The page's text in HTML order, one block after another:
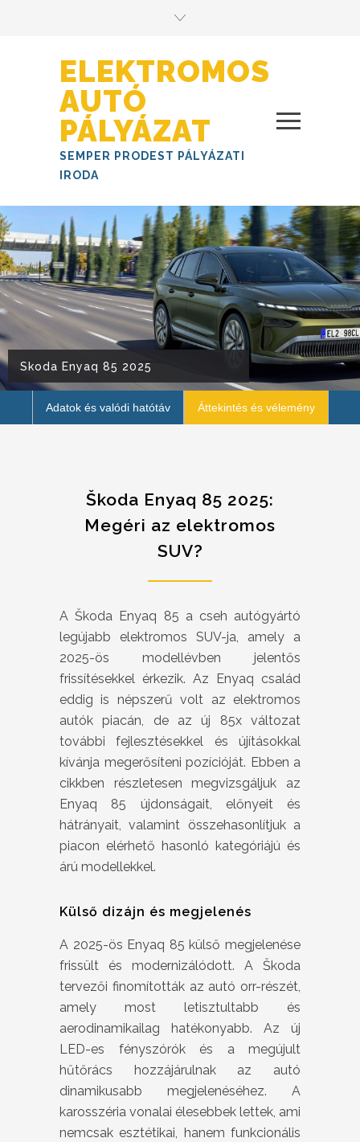
ELEKTROMOS
AUTÓ
PÁLYÁZAT
SEMPER PRODEST PÁLYÁZATI
IRODA
Skoda Enyaq 85 2025
Adatok és valódi hatótáv Áttekintés és vélemény
Škoda Enyaq 85 2025:
Megéri az elektromos
SUV?
A Škoda Enyaq 85 a cseh autógyártó
legújabb elektromos SUV-ja, amely a
2025-ös modellévben jelentős
frissítésekkel érkezik. Az Enyaq család
eddig is népszerű volt az elektromos
autók piacán, de az új 85x változat
további fejlesztésekkel és újításokkal
kívánja megerősíteni pozícióját. Ebben a
cikkben részletesen megvizsgáljuk az
Enyaq 85 újdonságait, előnyeit és
hátrányait, valamint összehasonlítjuk a
piacon elérhető hasonló kategóriájú és
árú modellekkel.
Külső dizájn és megjelenés
A 2025-ös Enyaq 85 külső megjelenése
frissült és modernizálódott. A Škoda
tervezői finomították az autó orr-részét,
amely most letisztultabb és
aerodinamikailag hatékonyabb. Az új
LED-es fényszórók és a megújult
hűtőrács hozzájárulnak az autó
dinamikusabb megjelenéséhez. A
karosszéria vonalai élesebbek lettek, ami
nemcsak esztétikai, hanem funkcionális